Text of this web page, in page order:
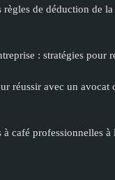
règles de déduction de
: stratégies pour
réussir avec un avocat
à café professionnelles